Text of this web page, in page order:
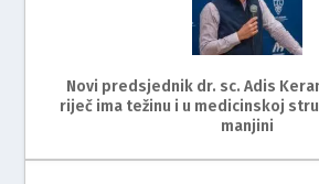
Novi predsjednik dr. sc. Adis
riječ ima težinu i u medicinskoj
manjini